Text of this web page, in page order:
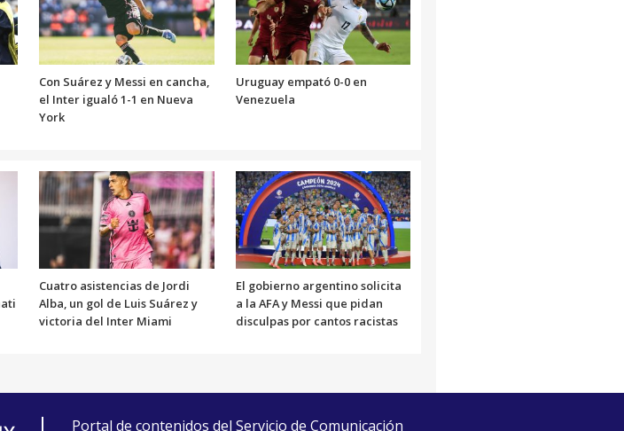
Con Suárez y Messi en cancha,
el Inter igualó 1-1 en Nueva
York
Uruguay empató 0-0 en
Venezuela
Cuatro asistencias de Jordi
Alba, un gol de Luis Suárez y
victoria del Inter Miami
El gobierno argentino solicita
a la AFA y Messi que pidan
disculpas por cantos racistas
Portal de contenidos del Servicio de Comunicación